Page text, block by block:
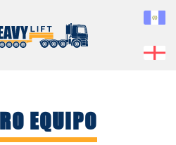
EQUIPO